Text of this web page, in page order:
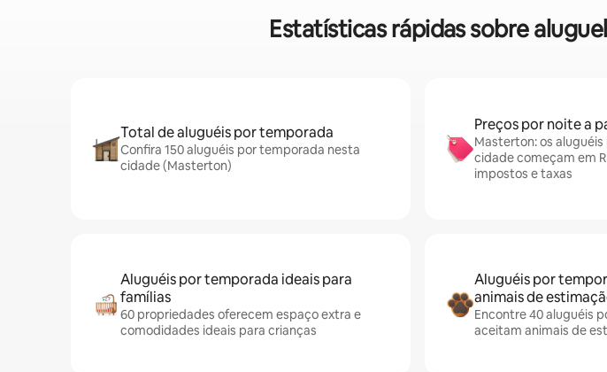
Estatísticas rápidas sobre
Total de aluguéis por temporada
Confira 150 aluguéis por temporada nesta
cidade (Masterton)
Preços por noite a
Masterton: os
cidade começam em
impostos e taxas
Aluguéis por temporada ideais para
famílias
60 propriedades oferecem espaço extra e
comodidades ideais para crianças
Aluguéis por
animais de
Encontre 40 aluguéis
aceitam animais de